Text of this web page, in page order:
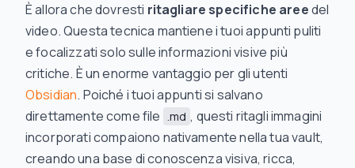
È allora che dovresti ritagliare specifiche areedel
video. Questa tecnica mantiene i tuoi appunti puliti
e focalizzati solo sulle informazioni visive più
critiche. È un enorme vantaggio per gli utenti
Obsidian. Poiché i tuoi appunti si salvano
direttamente come file .md , questi ritagli immagini
incorporati compaiono nativamente nella tua vault,
creando una base di conoscenza visiva, ricca,